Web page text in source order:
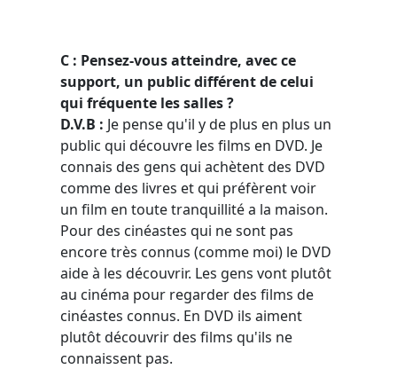
C : Pensez-vous atteindre, avec ce
support, un public différent de celui
qui fréquente les salles ?
D.V.B : Je pense qu'il y de plus en plus un
public qui découvre les films en DVD. Je
connais des gens qui achètent des DVD
comme des livres et qui préfèrent voir
un film en toute tranquillité a la maison.
Pour des cinéastes qui ne sont pas
encore très connus (comme moi) le DVD
aide à les découvrir. Les gens vont plutôt
au cinéma pour regarder des films de
cinéastes connus. En DVD ils aiment
plutôt découvrir des films qu'ils ne
connaissent pas.